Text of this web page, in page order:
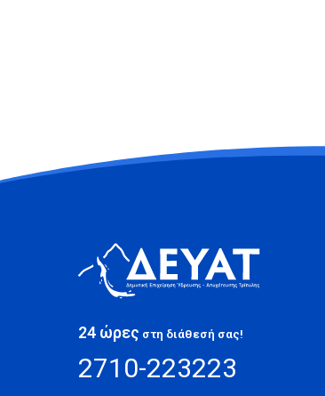
24 ώρες στη διάθεσή σας!
2710-223223